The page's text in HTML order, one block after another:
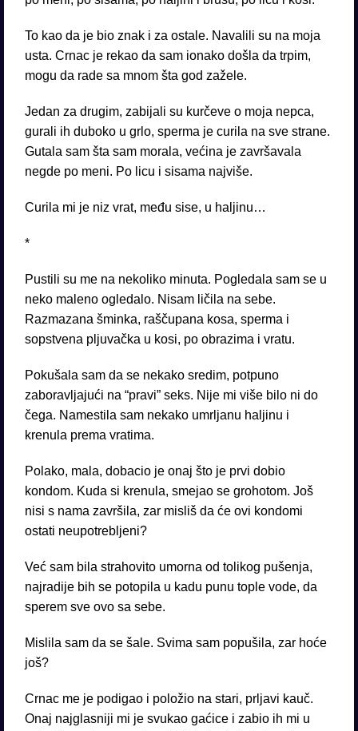
To kao da je bio znak i za ostale. Navalili su na moja
usta. Crnac je rekao da sam ionako došla da trpim,
mogu da rade sa mnom šta god zažele.
Jedan za drugim, zabijali su kurčeve o moja nepca,
gurali ih duboko u grlo, sperma je curila na sve strane.
Gutala sam šta sam morala, većina je završavala
negde po meni. Po licu i sisama najviše.
Curila mi je niz vrat, među sise, u haljinu…
*
Pustili su me na nekoliko minuta. Pogledala sam se u
neko maleno ogledalo. Nisam ličila na sebe.
Razmazana šminka, raščupana kosa, sperma i
sopstvena pljuvačka u kosi, po obrazima i vratu.
Pokušala sam da se nekako sredim, potpuno
zaboravljajući na “pravi” seks. Nije mi više bilo ni do
čega. Namestila sam nekako umrljanu haljinu i
krenula prema vratima.
Polako, mala, dobacio je onaj što je prvi dobio
kondom. Kuda si krenula, smejao se grohotom. Još
nisi s nama završila, zar misliš da će ovi kondomi
ostati neupotrebljeni?
Već sam bila strahovito umorna od tolikog pušenja,
najradije bih se potopila u kadu punu tople vode, da
sperem sve ovo sa sebe.
Mislila sam da se šale. Svima sam popušila, zar hoće
još?
Crnac me je podigao i položio na stari, prljavi kauč.
Onaj najglasniji mi je svukao gaćice i zabio ih mi u